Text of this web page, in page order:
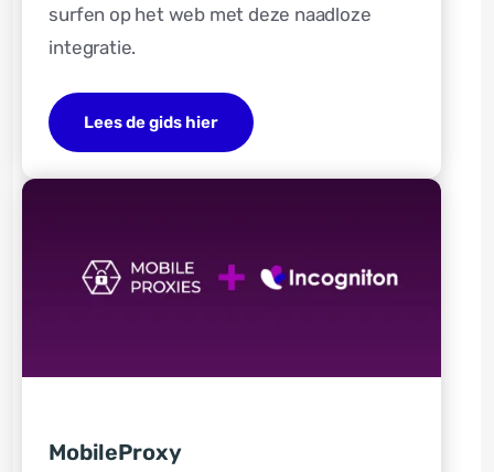
surfen op het web met deze naadloze
integratie.
Lees de gids hier
MobileProxy